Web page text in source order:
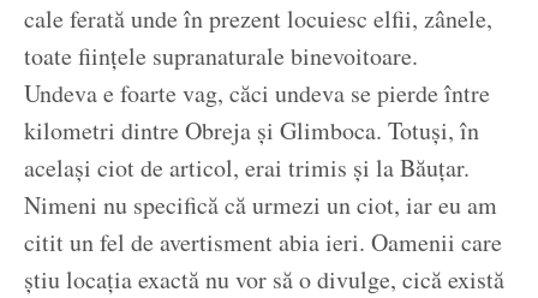
cale ferată unde în prezent locuiesc elfii, zânele,
toate ființele supranaturale binevoitoare.
Undeva e foarte vag, căci undeva se pierde între
kilometri dintre Obreja și Glimboca. Totuși, în
același ciot de articol, erai trimis și la Băuțar.
Nimeni nu specifică că urmezi un ciot, iar eu am
citit un fel de avertisment abia ieri. Oamenii care
știu locația exactă nu vor să o divulge, cică există